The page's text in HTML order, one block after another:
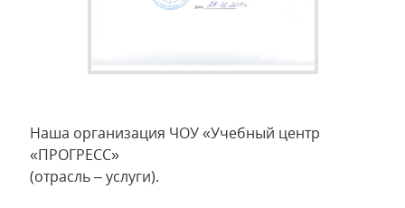
Наша организация ЧОУ «Учебный центр
«ПРОГРЕСС»
(отрасль – услуги).